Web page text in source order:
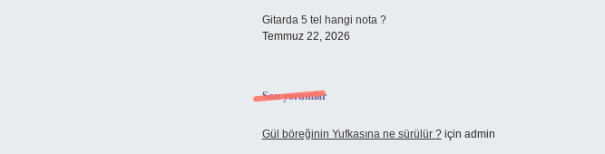
Gitarda 5 tel hangi nota ?
Temmuz 22, 2026
Son yorumlar
Gül böreğinin Yufkasına ne sürülür ?için admin